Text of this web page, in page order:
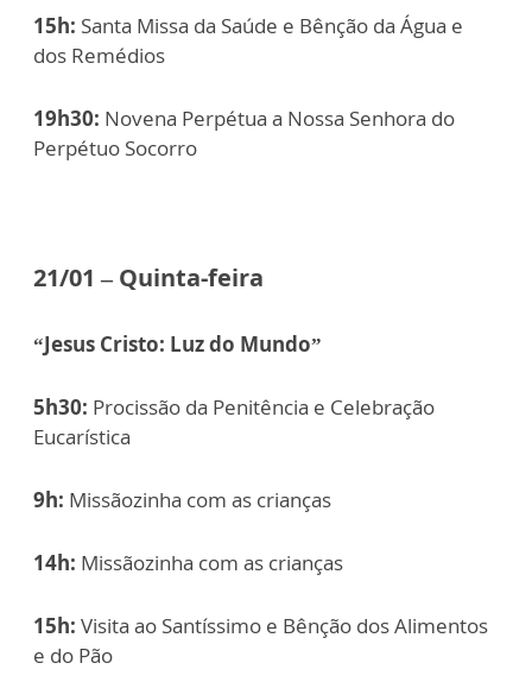
15h: Santa Missa da Saúde e Bênção da Água e
dos Remédios
19h30: Novena Perpétua a Nossa Senhora do
Perpétuo Socorro
21/01 – Quinta-feira
“Jesus Cristo: Luz do Mundo”
5h30: Procissão da Penitência e Celebração
Eucarística
9h: Missãozinha com as crianças
14h: Missãozinha com as crianças
15h: Visita ao Santíssimo e Bênção dos Alimentos
e do Pão